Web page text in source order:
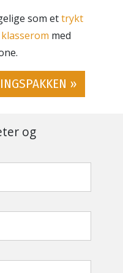
som ettrykt
med
»
og